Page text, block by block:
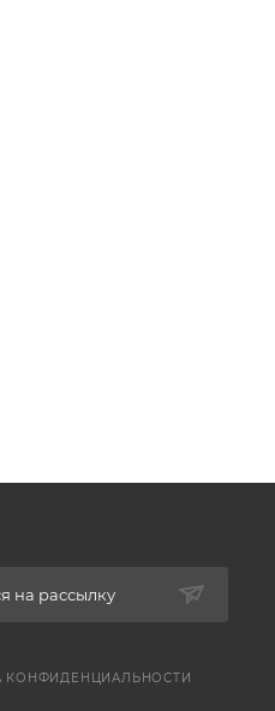
на рассылку
КОНФИДЕНЦИАЛЬНОСТИ